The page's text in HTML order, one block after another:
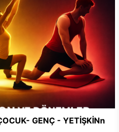
GENÇ - YETİŞKİNn